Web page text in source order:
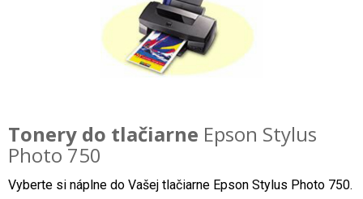
Tonery do tlačiarne Epson Stylus
Photo 750
Vyberte si náplne do Vašej tlačiarne Epson Stylus Photo 750.